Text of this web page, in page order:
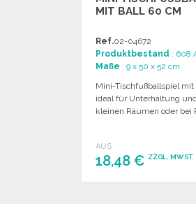
IT BALL 60 CM
Ref.02-04672
Produktbestand : 608
Maße : 9 x 50 x 52 cm
Mini-Tischfußballspiel mit
ideal für Unterhaltung
kleinen Räumen oder bei
AUS
18,48 € ZZGL. MWST.